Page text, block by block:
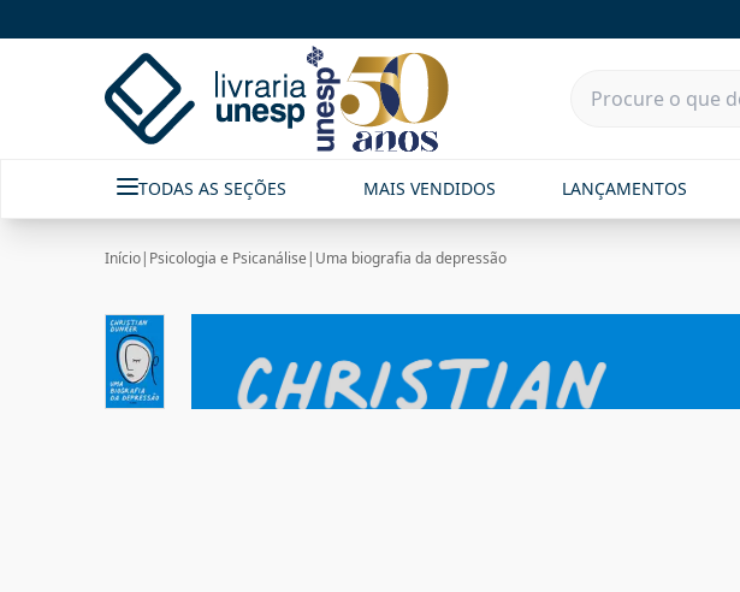
TODAS AS SEÇÕES MAIS VENDIDOS LANÇAMENTOS
Início| Psicologia e Psicanálise | Uma biografia da depressão